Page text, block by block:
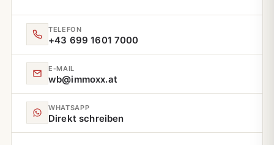
TELEFON
+43 699 1601 7000
E‑MAIL
wb@immoxx.at
WHATSAPP
Direkt schreiben